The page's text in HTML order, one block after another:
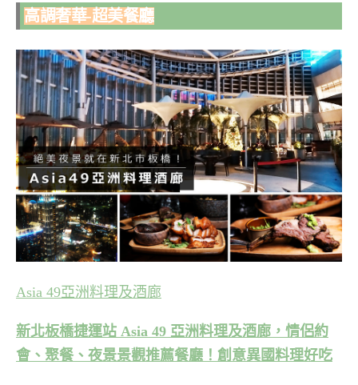
高調奢華-超美餐廳
Asia 49亞洲料理及酒廊
新北板橋捷運站 Asia 49 亞洲料理及酒廊，情侶約
會、聚餐、夜景景觀推薦餐廳！創意異國料理好吃